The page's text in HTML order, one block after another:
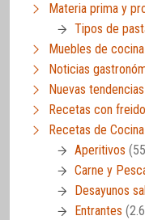
Materia prima y
Tipos de
Muebles de cocina
Noticias
Nuevas tendencias
Recetas con
Recetas de Cocina
Aperitivos
Carne y
Desayunos
Entrantes